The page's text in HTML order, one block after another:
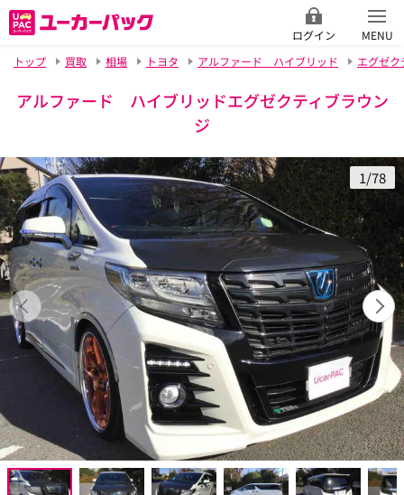
ログイン
MENU
トップ
買取 相場 トヨタ アルファード ハイブリッド エグゼク
アルファード ハイブリッドエグゼクティブラウン
ジ
1/78